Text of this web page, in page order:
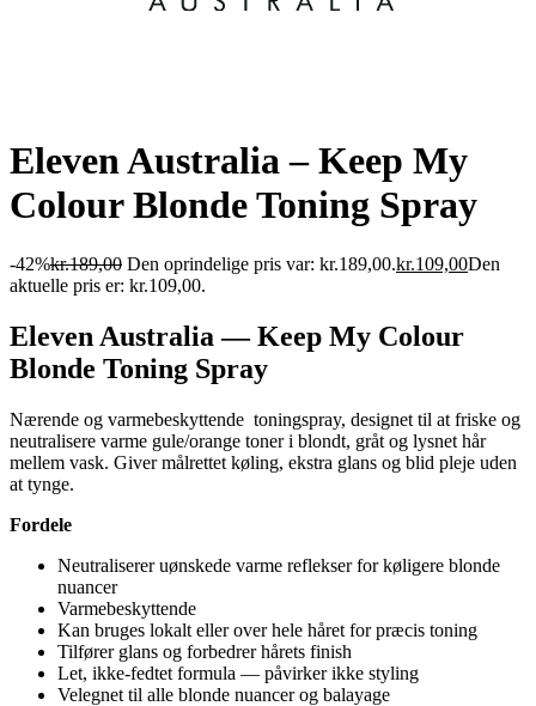
Eleven Australia – Keep My
Colour Blonde Toning Spray
-42%kr.189,00 Den oprindelige pris var: kr.189,00.kr.109,00Den
aktuelle pris er: kr.109,00.
Eleven Australia — Keep My Colour
Blonde Toning Spray
Nærende og varmebeskyttende toningspray, designet til at friske og
neutralisere varme gule/orange toner i blondt, gråt og lysnet hår
mellem vask. Giver målrettet køling, ekstra glans og blid pleje uden
at tynge.
Fordele
Neutraliserer uønskede varme reflekser for køligere blonde
nuancer
Varmebeskyttende
Kan bruges lokalt eller over hele håret for præcis toning
Tilfører glans og forbedrer hårets finish
Let, ikke-fedtet formula — påvirker ikke styling
Velegnet til alle blonde nuancer og balayage